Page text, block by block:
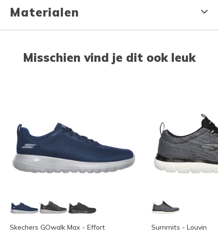
Materialen
Misschien vind je dit ook leuk
Skechers GOwalk Max - Effort Summits - Louvin